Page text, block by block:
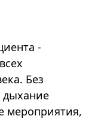
-
Без
дыхание
мероприятия,